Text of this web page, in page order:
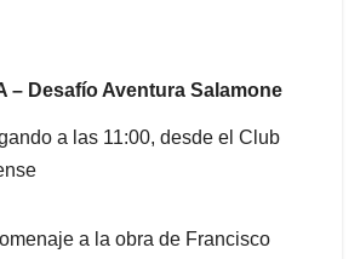
– Desafío Aventura Salamone
a las 11:00, desde el Club
a la obra de Francisco